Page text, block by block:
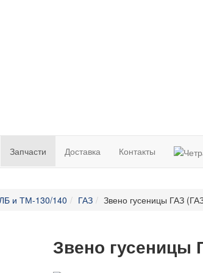
Запчасти Доставка Контакты
и ТМ-130/140 ГАЗ Звено гусеницы ГАЗ
Звено гусеницы